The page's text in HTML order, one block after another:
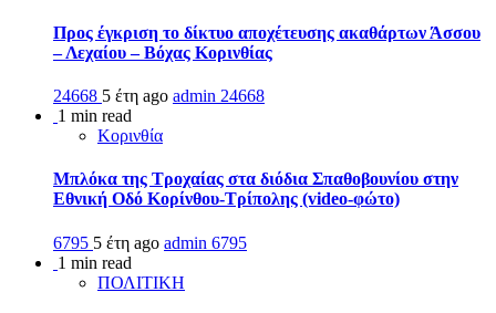
Προς έγκριση το δίκτυο αποχέτευσης ακαθάρτων Άσσου
– Λεχαίου – Βόχας Κορινθίας
24668 5 έτη ago admin 24668
1 min read
Κορινθία
Μπλόκα της Τροχαίας στα διόδια Σπαθοβουνίου στην
Εθνική Οδό Κορίνθου-Τρίπολης (video-φώτο)
6795 5 έτη ago admin 6795
1 min read
ΠΟΛΙΤΙΚΗ